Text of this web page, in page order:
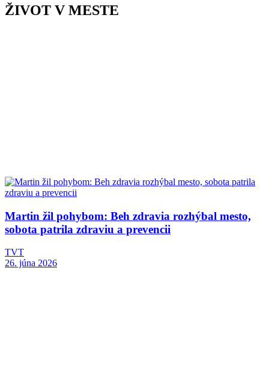
ŽIVOT V MESTE
Martin žil pohybom: Beh zdravia rozhýbal mesto,
sobota patrila zdraviu a prevencii
TVT
26. júna 2026